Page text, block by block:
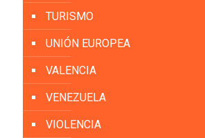
TURISMO
UNIÓN EUROPEA
VALENCIA
VENEZUELA
VIOLENCIA